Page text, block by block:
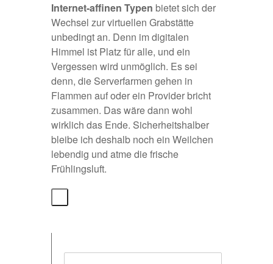
Internet-affinen Typen bietet sich der
Wechsel zur virtuellen Grabstätte
unbedingt an. Denn im digitalen
Himmel ist Platz für alle, und ein
Vergessen wird unmöglich. Es sei
denn, die Serverfarmen gehen in
Flammen auf oder ein Provider bricht
zusammen. Das wäre dann wohl
wirklich das Ende. Sicherheitshalber
bleibe ich deshalb noch ein Weilchen
lebendig und atme die frische
Frühlingsluft.